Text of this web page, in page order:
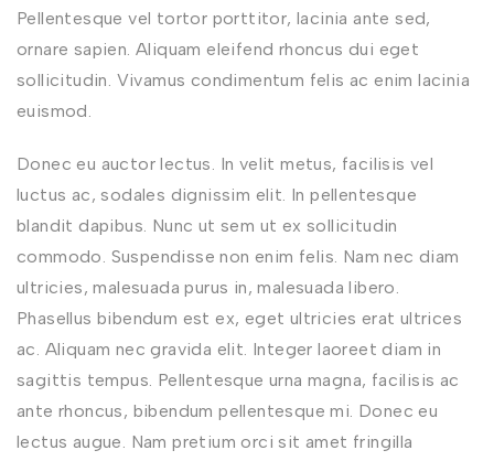
Pellentesque vel tortor porttitor, lacinia ante sed,
ornare sapien. Aliquam eleifend rhoncus dui eget
sollicitudin. Vivamus condimentum felis ac enim lacinia
euismod.
Donec eu auctor lectus. In velit metus, facilisis vel
luctus ac, sodales dignissim elit. In pellentesque
blandit dapibus. Nunc ut sem ut ex sollicitudin
commodo. Suspendisse non enim felis. Nam nec diam
ultricies, malesuada purus in, malesuada libero.
Phasellus bibendum est ex, eget ultricies erat ultrices
ac. Aliquam nec gravida elit. Integer laoreet diam in
sagittis tempus. Pellentesque urna magna, facilisis ac
ante rhoncus, bibendum pellentesque mi. Donec eu
lectus augue. Nam pretium orci sit amet fringilla